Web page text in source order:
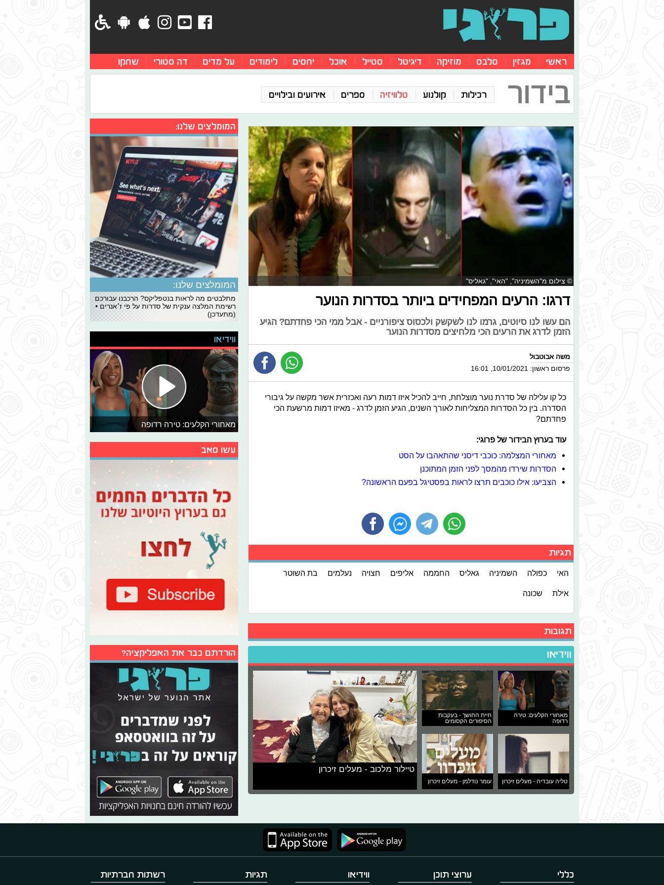
ראשי מגזין סלבס מוזיקה דיגיטל סטייל אוכל יחסים לימודים על מדים דה סטורי שחקו
בידור רכילות קולנוע טלוויזיה ספרים אירועים ובילויים
© צילום מ"השמיניה", "האי", "גאליס"
דרגו: הרעים המפחידים ביותר בסדרות הנוער
הם עשו לנו סיוטים, גרמו לנו לשקשק ולכסוס ציפורניים - אבל ממי הכי פחדתם? הגיע
הזמן לדרג את הרעים הכי מלחיצים מסדרות הנוער
משה אבוטבול
פרסום ראשון: 10/01/2021, 16:01
כל קו עלילה של סדרת נוער מוצלחת, חייב להכיל איזו דמות רעה ואכזרית אשר מקשה על גיבורי
הסדרה. בין כל הסדרות המצליחות לאורך השנים, הגיע הזמן לדרג - מאיזו דמות מרשעת הכי
פחדתם?
עוד בערוץ הבידור של פרוגי:
מאחורי המצלמה: כוכבי דיסני שהתאהבו על הסט
הסדרות שירדו מהמסך לפני הזמן המתוכנן
הצביעו: אילו כוכבים תרצו לראות בפסטיגל בפעם הראשונה?
תגיות
האי כפולה השמיניה גאליס החממה אליפים חצויה נעלמים בת השוטר
אילת שכונה
תגובות
ווידיאו
מאחורי הקלעים: טירה
רדופה
חיית החושך - בעקבות
הסיפורים הקסומים
טליה עובדיה - מעלים זיכרון עומר נודלמן - מעלים זיכרון
טיילור מלכוב - מעלים זיכרון
המומלצים שלנו:
המומלצים שלנו:
מתלבטים מה לראות בנטפליקס? הרכבנו עבורכם
רשימת המלצה ענקית של סדרות על פי ז׳אנרים •
(מתעדכן)
ווידיאו
מאחורי הקלעים: טירה רדופה
עשו סאב
הורדתם כבר את האפליקציה?
כללי ערוצי תוכן ווידיאו תגיות רשתות חברתיות